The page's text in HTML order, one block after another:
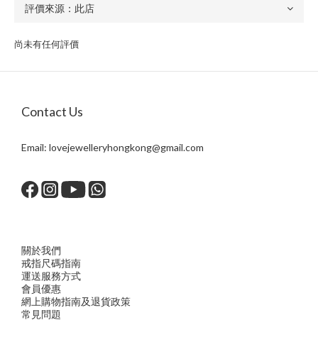
尚未有任何評價
Contact Us
Email: lovejewelleryhongkong@gmail.com
關於我們
戒指尺碼指南
運送服務方式
會員優惠
網上購物指南及退貨政策
常見問題